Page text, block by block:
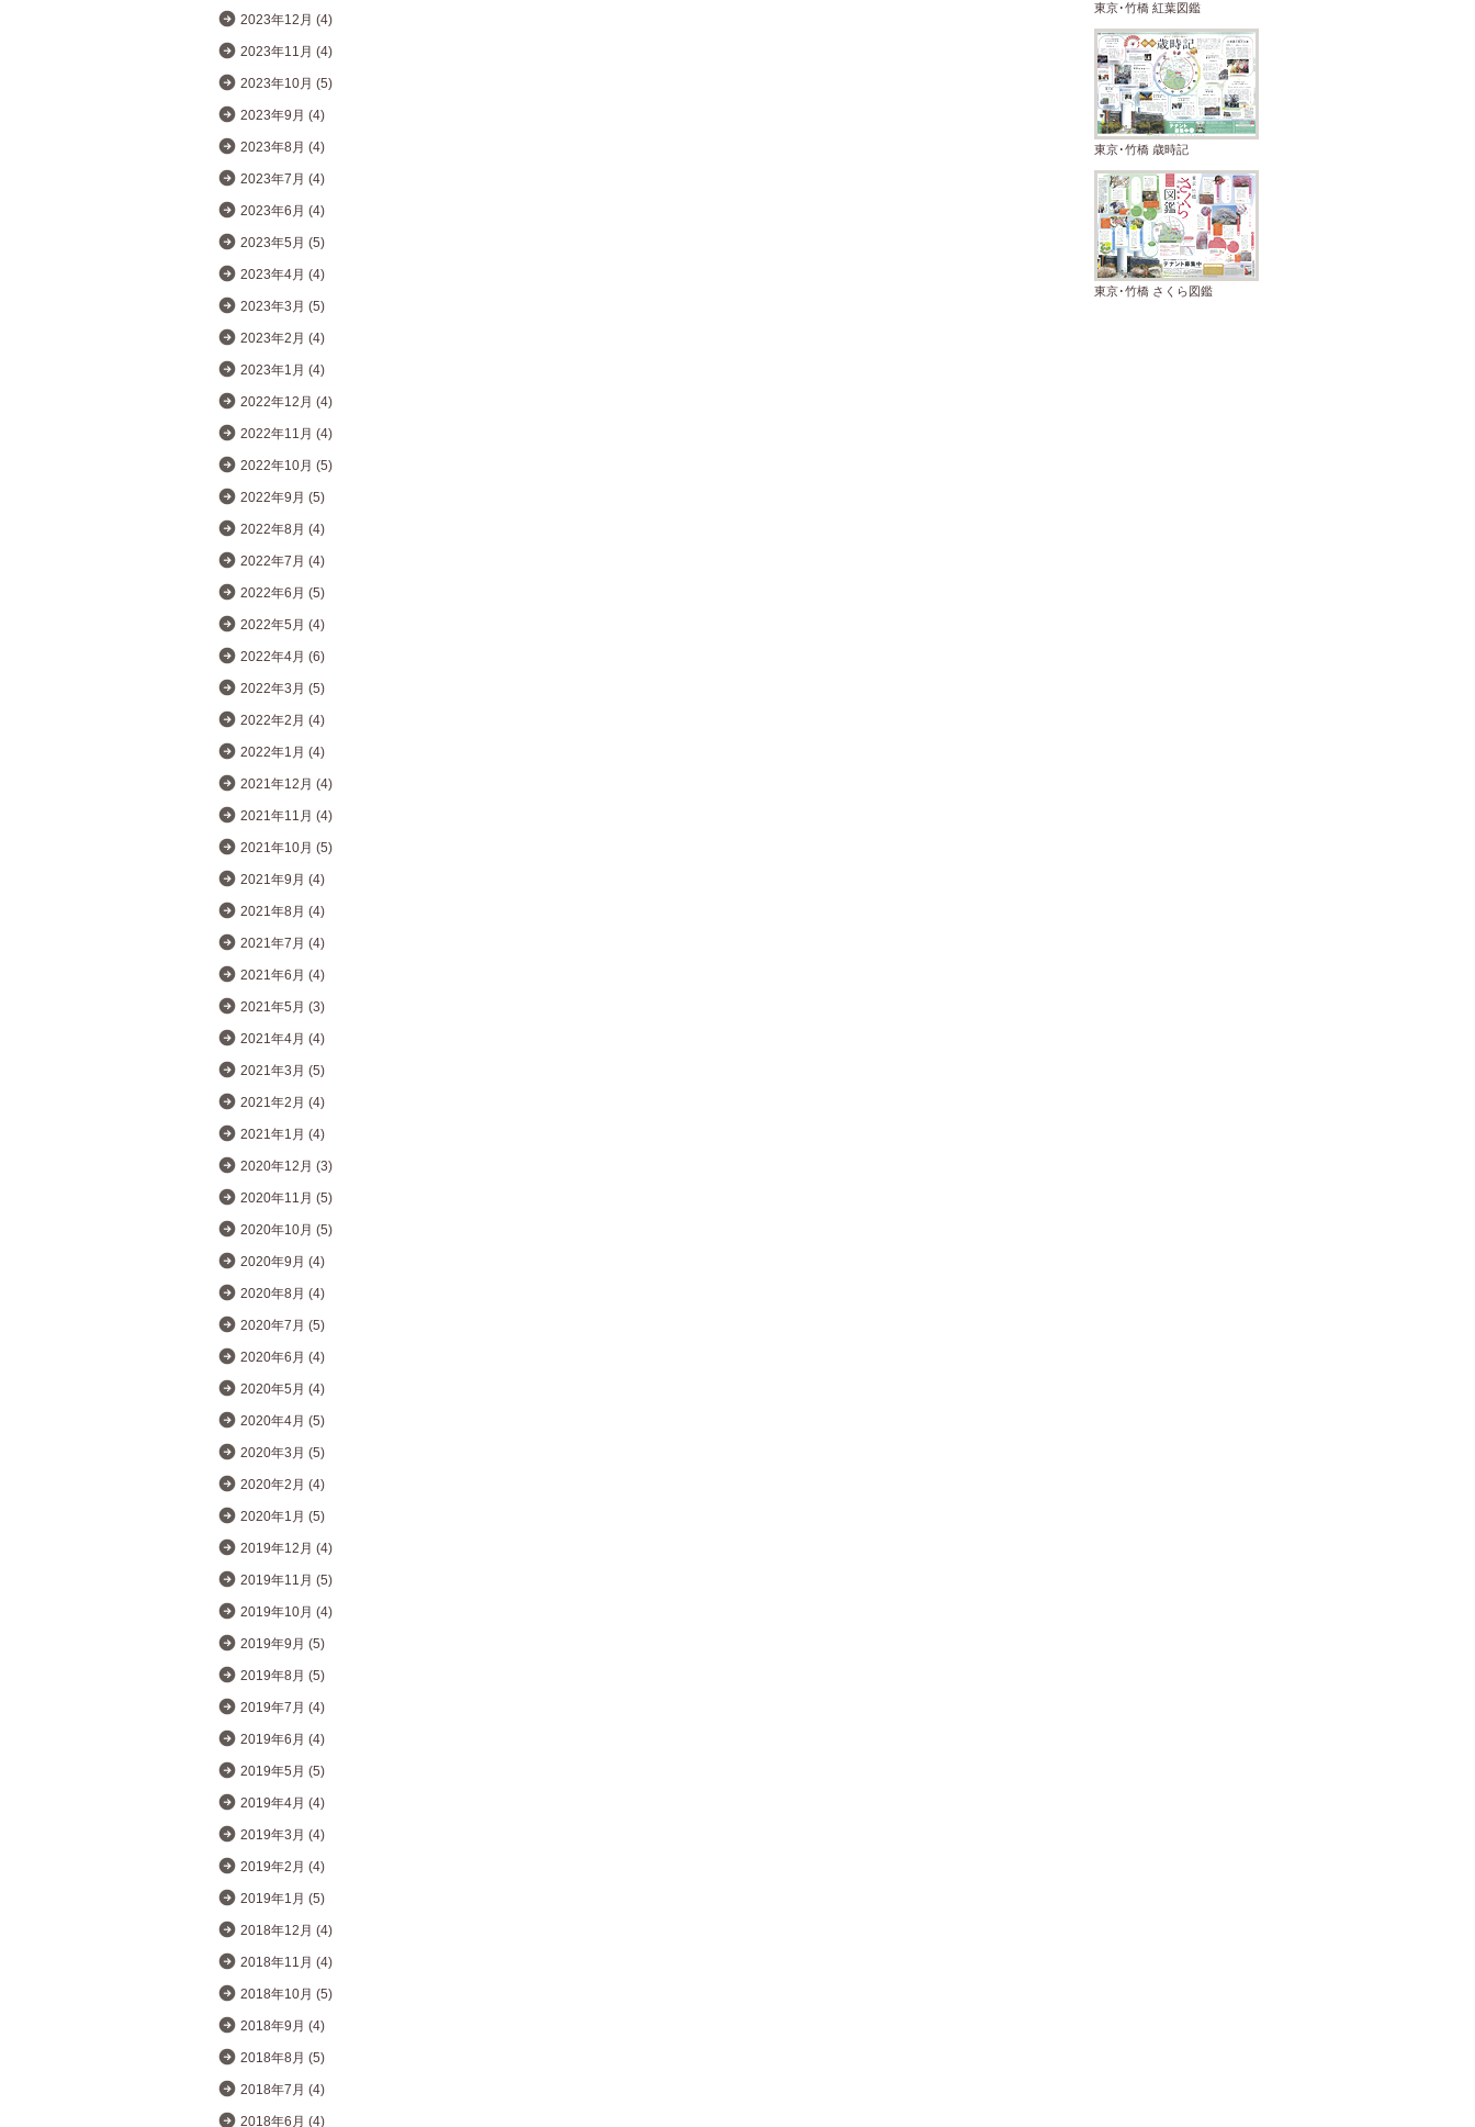
2023年12月 (4)
2023年11月 (4)
2023年10月 (5)
2023年9月 (4)
2023年8月 (4)
2023年7月 (4)
2023年6月 (4)
2023年5月 (5)
2023年4月 (4)
2023年3月 (5)
2023年2月 (4)
2023年1月 (4)
2022年12月 (4)
2022年11月 (4)
2022年10月 (5)
2022年9月 (5)
2022年8月 (4)
2022年7月 (4)
2022年6月 (5)
2022年5月 (4)
2022年4月 (6)
2022年3月 (5)
2022年2月 (4)
2022年1月 (4)
2021年12月 (4)
2021年11月 (4)
2021年10月 (5)
2021年9月 (4)
2021年8月 (4)
2021年7月 (4)
2021年6月 (4)
2021年5月 (3)
2021年4月 (4)
2021年3月 (5)
2021年2月 (4)
2021年1月 (4)
2020年12月 (3)
2020年11月 (5)
2020年10月 (5)
2020年9月 (4)
2020年8月 (4)
2020年7月 (5)
2020年6月 (4)
2020年5月 (4)
2020年4月 (5)
2020年3月 (5)
2020年2月 (4)
2020年1月 (5)
2019年12月 (4)
2019年11月 (5)
2019年10月 (4)
2019年9月 (5)
2019年8月 (5)
2019年7月 (4)
2019年6月 (4)
2019年5月 (5)
2019年4月 (4)
2019年3月 (4)
2019年2月 (4)
2019年1月 (5)
2018年12月 (4)
2018年11月 (4)
2018年10月 (5)
2018年9月 (4)
2018年8月 (5)
2018年7月 (4)
2018年6月 (4)
東京･竹橋 紅葉図鑑
東京･竹橋 歳時記
東京･竹橋 さくら図鑑